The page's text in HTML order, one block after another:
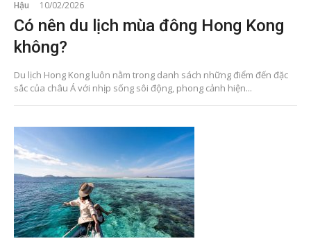
Hậu 10/02/2026
Có nên du lịch mùa đông Hong Kong
không?
Du lịch Hong Kong luôn nằm trong danh sách những điểm đến đặc
sắc của châu Á với nhịp sống sôi động, phong cảnh hiện...